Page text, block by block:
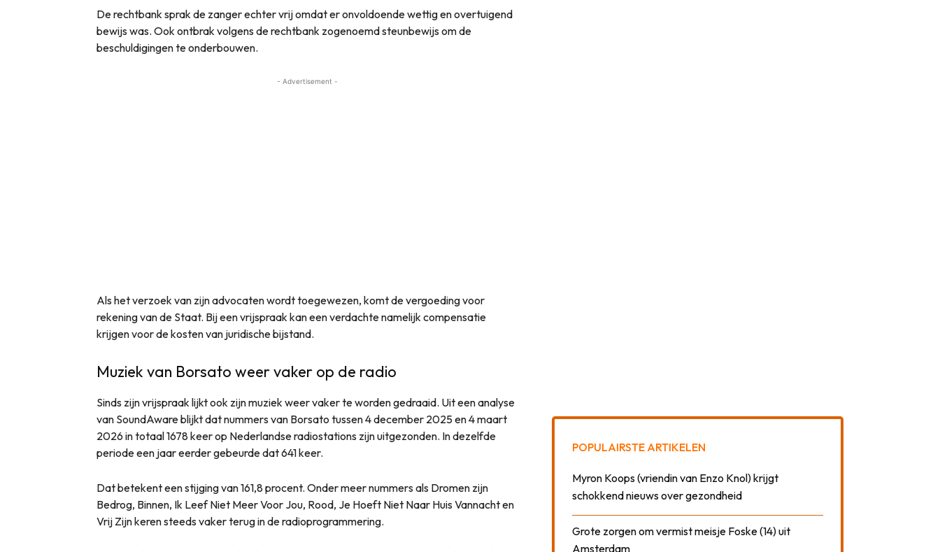
De rechtbank sprak de zanger echter vrij omdat er onvoldoende wettig en overtuigend
bewijs was. Ook ontbrak volgens de rechtbank zogenoemd steunbewijs om de
beschuldigingen te onderbouwen.
- Advertisement -
Als het verzoek van zijn advocaten wordt toegewezen, komt de vergoeding voor
rekening van de Staat. Bij een vrijspraak kan een verdachte namelijk compensatie
krijgen voor de kosten van juridische bijstand.
Muziek van Borsato weer vaker op de radio
Sinds zijn vrijspraak lijkt ook zijn muziek weer vaker te worden gedraaid. Uit een analyse
van SoundAware blijkt dat nummers van Borsato tussen 4 december 2025 en 4 maart
2026 in totaal 1678 keer op Nederlandse radiostations zijn uitgezonden. In dezelfde
periode een jaar eerder gebeurde dat 641 keer.
Dat betekent een stijging van 161,8 procent. Onder meer nummers als Dromen zijn
Bedrog, Binnen, Ik Leef Niet Meer Voor Jou, Rood, Je Hoeft Niet Naar Huis Vannacht en
Vrij Zijn keren steeds vaker terug in de radioprogrammering.
POPULAIRSTE ARTIKELEN
Myron Koops (vriendin van Enzo Knol) krijgt
schokkend nieuws over gezondheid
Grote zorgen om vermist meisje Foske (14) uit
Amsterdam